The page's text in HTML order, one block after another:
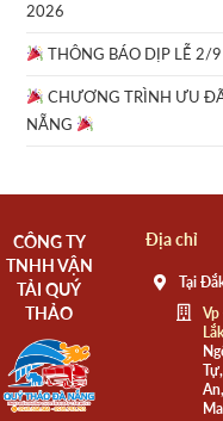
2026
THÔNG BÁO DỊP LỄ 2/
CHƯƠNG TRÌNH ƯU
NẴNG
CÔNG TY
TNHH VẬN
TẢI QUÝ
THẢO
Địa chỉ
Tại